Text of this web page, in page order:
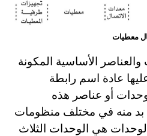
الوحدات والعناصر الأساسية المكونة
عادة اسم رابطة
أو عناصر هذه
بد منه في مختلف منظومات
هي الوحدات الثلاث